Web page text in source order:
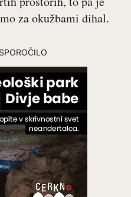
za okužbami dihal.